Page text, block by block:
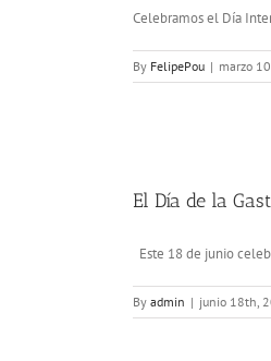
Celebramos el Día
By FelipePou | marzo
El Día de la
Este 18 de junio
By admin | junio 18th,